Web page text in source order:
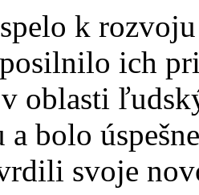
k
ich
oblasti
a bolo
svoje